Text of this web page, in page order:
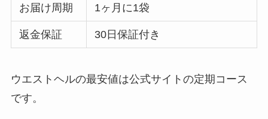
お届け周期 1ヶ月に1袋
返金保証 30日保証付き
ウエストヘルの最安値は公式サイトの定期コース
です。